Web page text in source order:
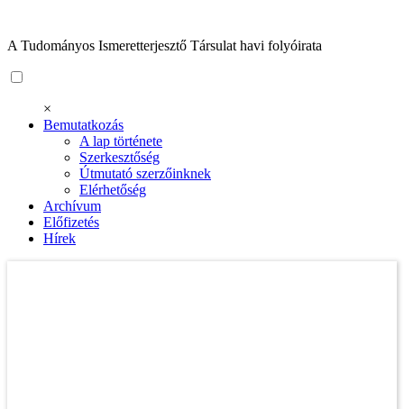
A Tudományos Ismeretterjesztő Társulat havi folyóirata
×
Bemutatkozás
A lap története
Szerkesztőség
Útmutató szerzőinknek
Elérhetőség
Archívum
Előfizetés
Hírek